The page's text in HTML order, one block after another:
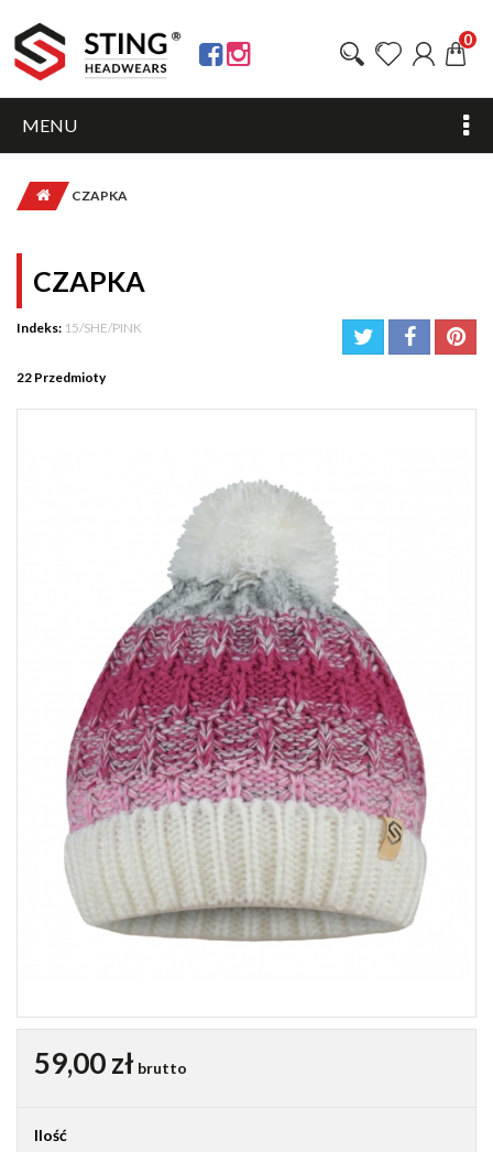
0
MENU
CZAPKA
CZAPKA
Indeks: 15/SHE/PINK
22 Przedmioty
59,00 zł brutto
Ilość